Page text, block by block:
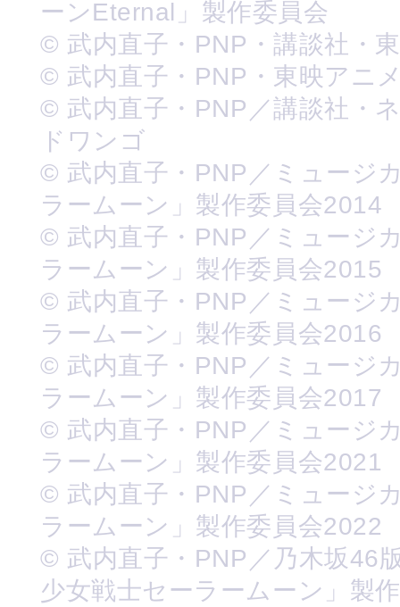
ーンEternal」製作委員会
© 武内直子・PNP・講談社・
© 武内直子・PNP・東映アニ
© 武内直子・PNP／講談社・
ドワンゴ
© 武内直子・PNP／ミュージ
ラームーン」製作委員会2014
© 武内直子・PNP／ミュージ
ラームーン」製作委員会2015
© 武内直子・PNP／ミュージ
ラームーン」製作委員会2016
© 武内直子・PNP／ミュージ
ラームーン」製作委員会2017
© 武内直子・PNP／ミュージ
ラームーン」製作委員会2021
© 武内直子・PNP／ミュージ
ラームーン」製作委員会2022
© 武内直子・PNP／乃木坂46
少女戦士セーラームーン」製